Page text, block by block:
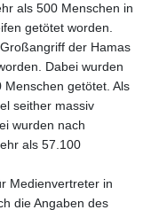
als 500 Menschen in
getötet worden.
der Hamas
Dabei wurden
Menschen getötet. Als
seither massiv
wurden nach
als 57.100
Medienvertreter in
die Angaben des